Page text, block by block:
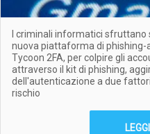
I criminali informatici
nuova piattaforma di phishing-
Tycoon 2FA, per colpire gli
attraverso il kit di phishing,
dell'autenticazione a due
rischio